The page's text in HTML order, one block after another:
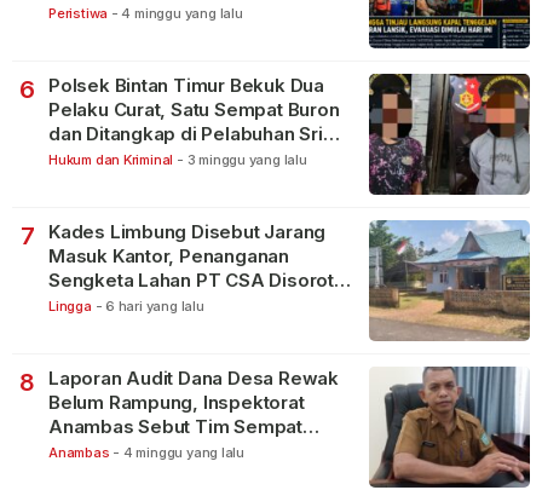
Peristiwa - 4 minggu yang lalu
6
Polsek Bintan Timur Bekuk Dua
Pelaku Curat, Satu Sempat Buron
dan Ditangkap di Pelabuhan Sri
Bintan Pura
Hukum dan Kriminal - 3 minggu yang lalu
7
Kades Limbung Disebut Jarang
Masuk Kantor, Penanganan
Sengketa Lahan PT CSA Disorot
Warga
Lingga - 6 hari yang lalu
8
Laporan Audit Dana Desa Rewak
Belum Rampung, Inspektorat
Anambas Sebut Tim Sempat
Terbagi Tangani Kasus Lain
Anambas - 4 minggu yang lalu